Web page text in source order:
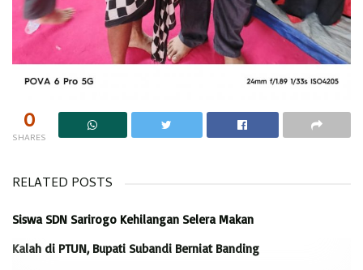
0
SHARES
RELATED POSTS
Siswa SDN Sarirogo Kehilangan Selera Makan
Kalah di PTUN, Bupati Subandi Berniat Banding